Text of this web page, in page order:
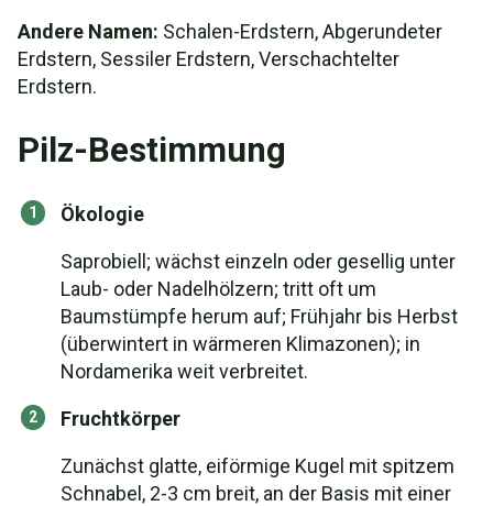
Andere Namen: Schalen-Erdstern, Abgerundeter
Erdstern, Sessiler Erdstern, Verschachtelter
Erdstern.
Pilz-Bestimmung
Ökologie
Saprobiell; wächst einzeln oder gesellig unter
Laub- oder Nadelhölzern; tritt oft um
Baumstümpfe herum auf; Frühjahr bis Herbst
(überwintert in wärmeren Klimazonen); in
Nordamerika weit verbreitet.
Fruchtkörper
Zunächst glatte, eiförmige Kugel mit spitzem
Schnabel, 2-3 cm breit, an der Basis mit einer